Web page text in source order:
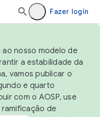
Fazer login
ao nosso modelo de
a estabilidade da
vamos publicar o
e quarto
com o AOSP, use
ramificação de